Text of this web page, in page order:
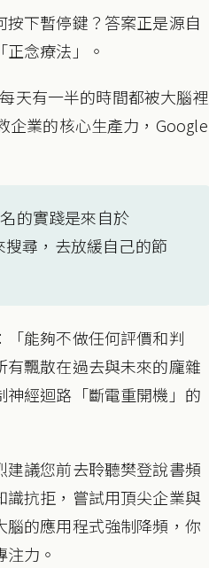
下暫停鍵？答案正是源自
念療法」。
天有一半的時間都被大腦裡
企業的核心生產力，Google
的實踐是來自於
尋，去放緩自己的節
能夠不做任何評價和判
飄散在過去與未來的龐雜
經迴路「斷電重開機」的
議您前去聆聽樊登說書頻
抗拒，嘗試用頂尖企業與
的應用程式強制降頻，你
力。